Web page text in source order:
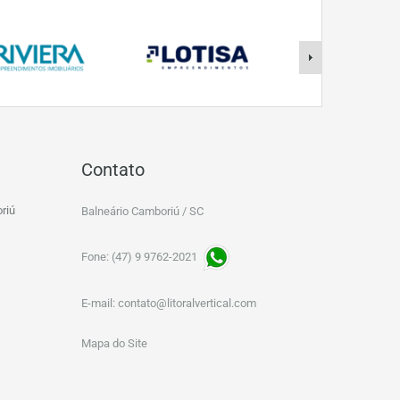
Contato
Balneário Camboriú / SC
Fone: (47) 9 9762-2021
E-mail: contato@litoralvertical.com
Mapa do Site